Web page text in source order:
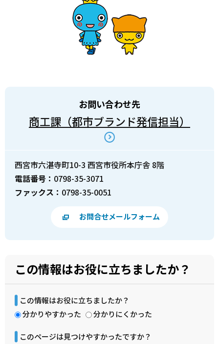
お問い合わせ先
商工課（都市ブランド発信担当）
西宮市六湛寺町10-3 西宮市役所本庁舎 8階
電話番号： 0798-35-3071
ファックス： 0798-35-0051
お問合せメールフォーム
この情報はお役に立ちましたか？
この情報はお役に立ちましたか？
分かりやすかった
分かりにくかった
このページは見つけやすかったですか？